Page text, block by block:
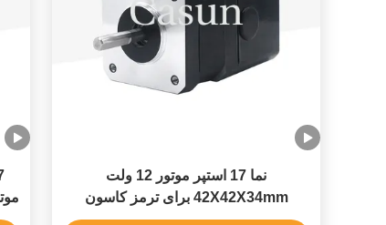
نما 17 استپر موتور 12 ولت
42X42X34mm برای ترمز کاسون